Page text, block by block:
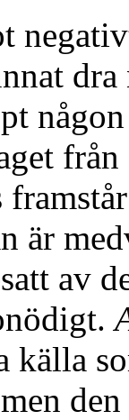
är
av
källa
den